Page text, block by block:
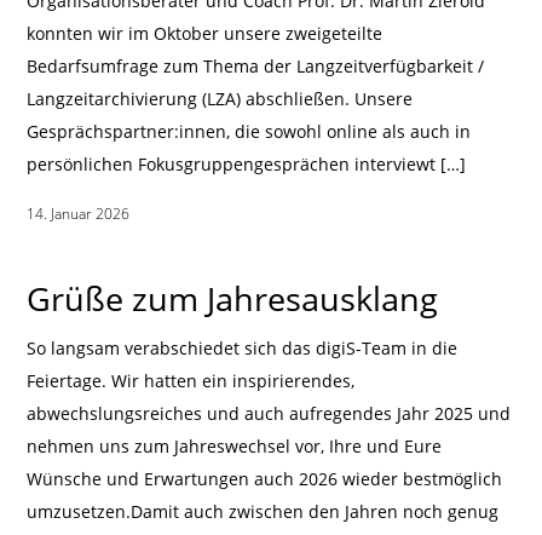
konnten wir im Oktober unsere zweigeteilte
Bedarfsumfrage zum Thema der Langzeitverfügbarkeit /
Langzeitarchivierung (LZA) abschließen. Unsere
Gesprächspartner:innen, die sowohl online als auch in
persönlichen Fokusgruppengesprächen interviewt […]
14. Januar 2026
Grüße zum Jahresausklang
So langsam verabschiedet sich das digiS-Team in die
Feiertage. Wir hatten ein inspirierendes,
abwechslungsreiches und auch aufregendes Jahr 2025 und
nehmen uns zum Jahreswechsel vor, Ihre und Eure
Wünsche und Erwartungen auch 2026 wieder bestmöglich
umzusetzen.Damit auch zwischen den Jahren noch genug